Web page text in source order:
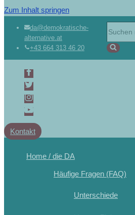
Zum Inhalt springen
da@demokratische-
alternative.at
+43 664 313 46 20
Kontakt
Home / die DA
Häufige Fragen (FAQ)
Unterschiede